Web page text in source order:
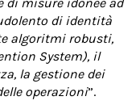
di misure idonee ad
di identità
algoritmi robusti,
System), il
la gestione dei
operazioni”.